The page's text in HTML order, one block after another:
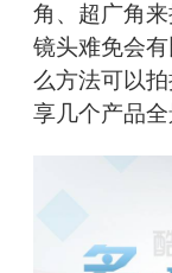
角、超广角
镜头难免会
么方法可以
享几个产品全